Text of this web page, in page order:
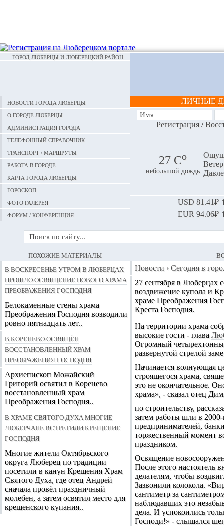
ГОРОД ЛЮБЕРЦЫ И ЛЮБЕРЕЦКИЙ РАЙОН
Новости города Люберцы
О городе Люберцы
Администрация города
Телефонный справочник
Транспорт / маршруты
Работа в городе
Карта города Люберцы
Гороскоп
Фото галерея
Форум / конференция
ЛИЧНЫЕ
Регистрация/
27 Сo
небольшой дождь
USD 81.41₽
EUR 94.06₽
Новости › Сегодня в
27 сентября в Люберцах
воздвижение купола и
храме Преображения
Креста Господня.
На территории храма
высокие гости - глава
Огромный
развернутой стрелой
Начинается волнующая
строящегося храма,
это не окончательное.
храма», - сказал отец
по строительству,
затем работы шли в
предпринимателей,
торжественный момент
праздником.
Освящение
После этого настоятель
делателям, чтобы
Зазвонили колокола.
сантиметр за
наблюдавших это
дела. И успокоились
Господи!» - слышался
ПОХОЖИЕ МАТЕРИАЛЫ
В воскресенье утром в Люберцах
прошло освящение нового Храма
Преображения Господня
Белокаменные стены храма
Преображения Господня возводили
ровно пятнадцать лет..
В Коренево освящён
восстановленный храм
Преображения Господня
Архиепископ Можайский
Григорий освятил в Коренево
восстановленный храм
Преображения Господня..
В Храме Святого Духа многие
люберчане встретили Крещение
Господня
Многие жители Октябрьского
округа Люберец по традиции
посетили в канун Крещения Храм
Святого Духа, где отец Андрей
сначала провёл праздничный
молебен, а затем освятил место для
крещенского купания..